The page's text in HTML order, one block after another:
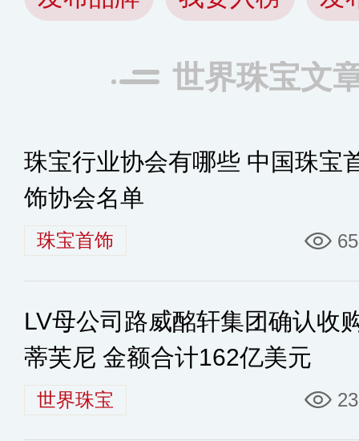
世界珠宝文
珠宝行业协会有哪些 中国珠宝
饰协会名单
珠宝首饰
LV母公司路威酩轩集团确认收
蒂芙尼 金额合计162亿美元
世界珠宝